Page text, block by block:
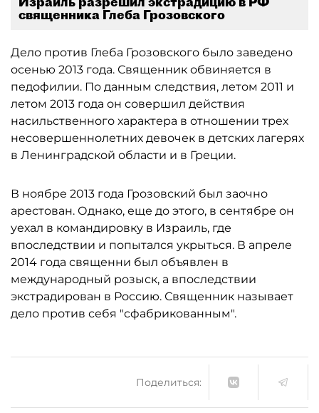
священника Глеба Грозовского
Дело против Глеба Грозовского было заведено
осенью 2013 года. Священник обвиняется в
педофилии. По данным следствия, летом 2011 и
летом 2013 года он совершил действия
насильственного характера в отношении трех
несовершеннолетних девочек в детских лагерях
в Ленинградской области и в Греции.
В ноябре 2013 года Грозовский был заочно
арестован. Однако, еще до этого, в сентябре он
уехал в командировку в Израиль, где
впоследствии и попытался укрыться. В апреле
2014 года священни был объявлен в
международный розыск, а впоследствии
экстрадирован в Россию. Священник называет
дело против себя "сфабрикованным".
Поделиться: